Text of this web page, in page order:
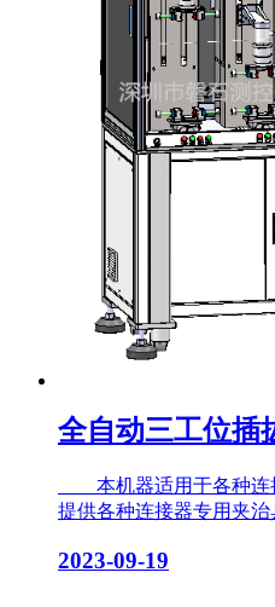
全自动三工位插
本机器适用于各种连
提供各种连接器专用夹
2023-09-19